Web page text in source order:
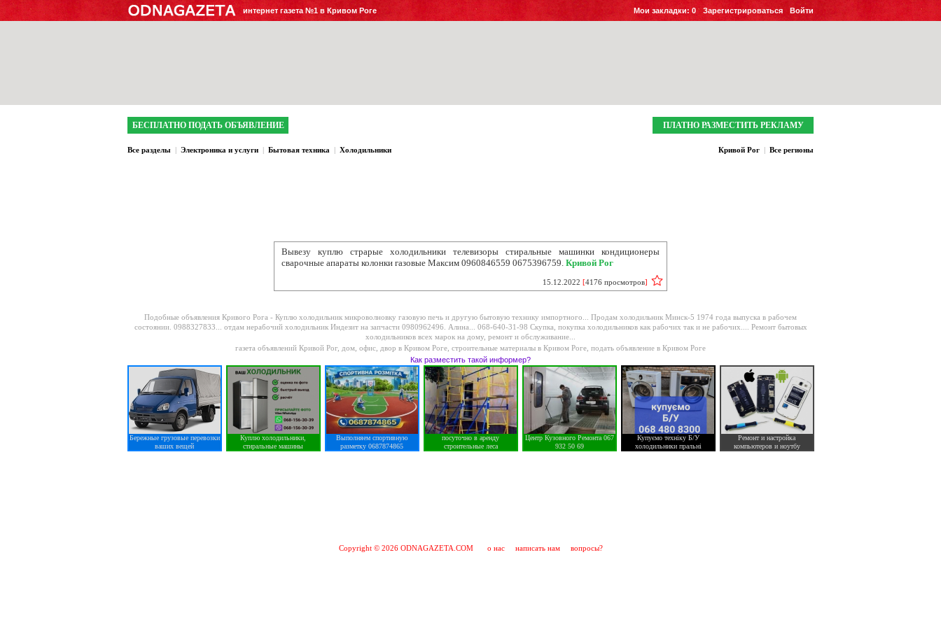
интернет газета №1 в Кривом Роге Войти
Зарегистрироваться
Мои закладки: 0
БЕСПЛАТНО ПОДАТЬ ОБЪЯВЛЕНИЕ ПЛАТНО РАЗМЕСТИТЬ РЕКЛАМУ
Все разделы | Электроника и услуги | Бытовая техника | Холодильники Кривой Рог | Все регионы
Вывезу куплю страрые холодильники телевизоры стиральные машинки кондиционеры
сварочные апараты колонки газовые Максим 0960846559 0675396759. Кривой Рог
15.12.2022 [4176 просмотров]
Подобные объявления Кривого Рога - Куплю холодильник микроволновку газовую печь и другую бытовую технику импортного... Продам холодильник Минск-5 1974 года выпуска в рабочем
состоянии. 0988327833... отдам нерабочий холодильник Индезит на запчасти 0980962496. Алина... 068-640-31-98 Скупка, покупка холодильников как рабочих так и не рабочих.... Ремонт бытовых
холодильников всех марок на дому, ремонт и обслуживание...
газета объявлений Кривой Рог, дом, офис, двор в Кривом Роге строительные материалы в Кривом Роге подать объявление в Кривом Роге
Как разместить такой информер?
Бережные грузовые перевозки
ваших вещей
Куплю холодильники,
стиральные машины
Выполняем спортивную
разметку 0687874865
посуточно в аренду
строительные леса
Центр Кузовного Ремонта 067
932 50 69
Купуємо техніку Б/У
холодильники пральні
Ремонт и настройка
компьютеров и ноутбу
Copyright © 2026 ODNAGAZETA.COM о нас написать нам вопросы?